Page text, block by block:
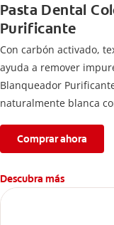
Pasta Dental
Purificante
Con carbón activado,
ayuda a remover
Blanqueador
naturalmente blanca
Comprar ahora
Descubra más